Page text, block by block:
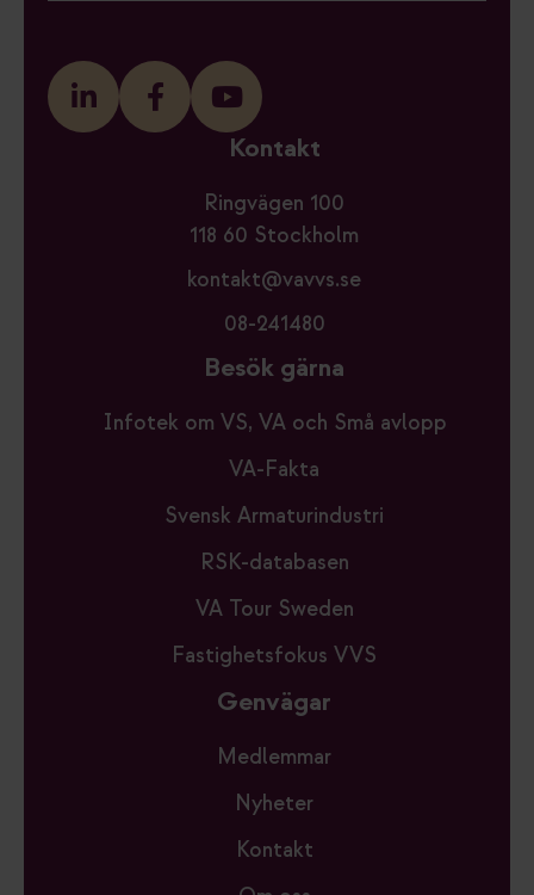
Kontakt
Ringvägen 100
118 60 Stockholm
kontakt@vavvs.se
08-241480
Besök gärna
Infotek om VS, VA och Små avlopp
VA-Fakta
Svensk Armaturindustri
RSK-databasen
VA Tour Sweden
Fastighetsfokus VVS
Genvägar
Medlemmar
Nyheter
Kontakt